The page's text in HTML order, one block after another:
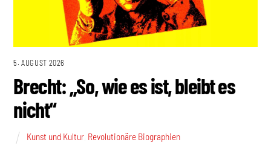
5. AUGUST 2026
Brecht: „So, wie es ist, bleibt es
nicht“
Kunst und Kultur Revolutionäre Biographien